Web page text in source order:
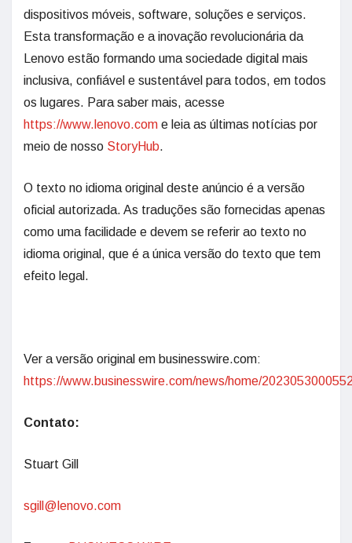
dispositivos móveis, software, soluções e serviços.
Esta transformação e a inovação revolucionária da
Lenovo estão formando uma sociedade digital mais
inclusiva, confiável e sustentável para todos, em todos
os lugares. Para saber mais, acesse
https://www.lenovo.com e leia as últimas notícias por
meio de nosso StoryHub.
O texto no idioma original deste anúncio é a versão
oficial autorizada. As traduções são fornecidas apenas
como uma facilidade e devem se referir ao texto no
idioma original, que é a única versão do texto que tem
efeito legal.
Ver a versão original em businesswire.com:
https://www.businesswire.com/news/home/
Contato:
Stuart Gill
sgill@lenovo.com